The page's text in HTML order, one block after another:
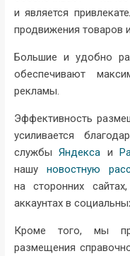
и является
продвижения товаров
Большие и удобно
обеспечивают
рекламы.
Эффективность
усиливается
службыЯндекса и
нашу новостную
на сторонних
аккаунтах в
Кроме того, мы
размещения